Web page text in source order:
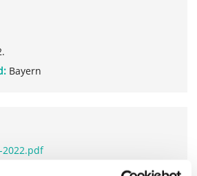
Bayern
2022.pdf